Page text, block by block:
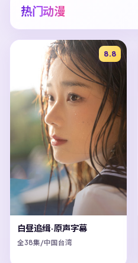
热门动漫
8.8
白昼追缉·原声字幕
全38集/中国台湾